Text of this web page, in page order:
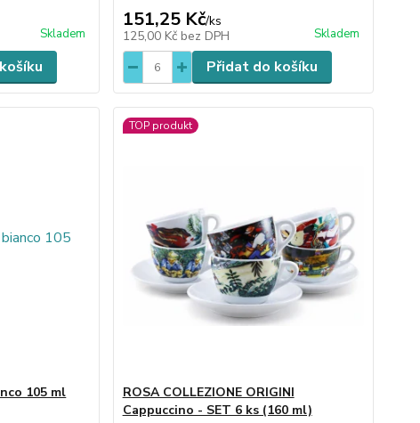
Skladem
151,25 Kč/ks
125,00 Kč bez DPH Skladem
Přidat do košíku
105 ml
TOP produkt
ROSA COLLEZIONE ORIGINI
Cappuccino - SET 6 ks (160 ml)